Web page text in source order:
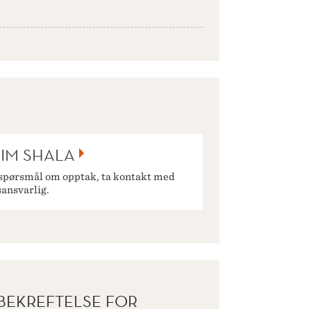
SHALA
om opptak, ta kontakt med
FOR